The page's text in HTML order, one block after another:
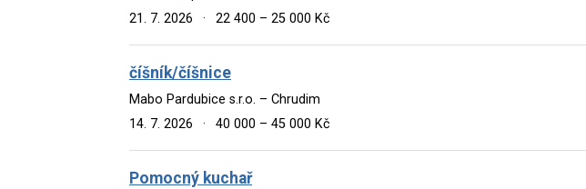
21. 7. 2026
· 22 400 – 25 000 Kč
číšník/číšnice
Mabo Pardubice s.r.o. – Chrudim
14. 7. 2026
· 40 000 – 45 000 Kč
Pomocný kuchař